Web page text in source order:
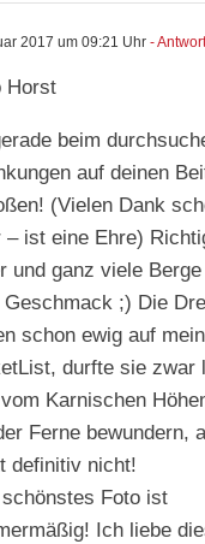
2017 um 09:21 Uhr -
Horst
beim
auf deinen
(Vielen Dank
– ist eine Ehre)
und ganz viele
Geschmack ;) Die
schon ewig auf
durfte sie zwar
Karnischen
Ferne bewundern,
definitiv nicht!
schönstes Foto ist
Ich liebe